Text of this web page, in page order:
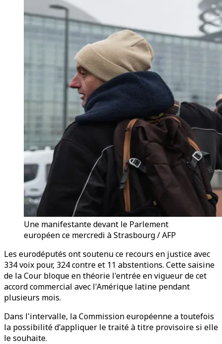
Une manifestante devant le Parlement
européen ce mercredi à Strasbourg / AFP
Les eurodéputés ont soutenu ce recours en justice avec
334 voix pour, 324 contre et 11 abstentions. Cette saisine
de la Cour bloque en théorie l'entrée en vigueur de cet
accord commercial avec l'Amérique latine pendant
plusieurs mois.
Dans l'intervalle, la Commission européenne a toutefois
la possibilité d'appliquer le traité à titre provisoire si elle
le souhaite.